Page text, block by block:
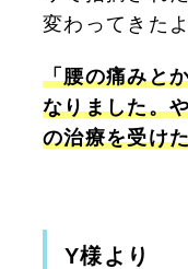
変わってきた
「腰の痛みと
なりました。
の治療を受け
Y様より